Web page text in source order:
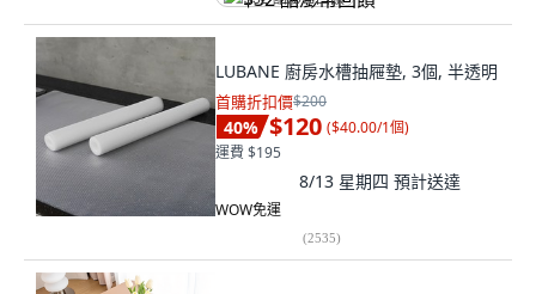
LUBANE 廚房水槽抽屜墊, 3個, 半透明
首購折扣價$200
40% $120 ($40.00/1個)
運費 $195
8/13 星期四 預計送達
WOW免運
(2535)